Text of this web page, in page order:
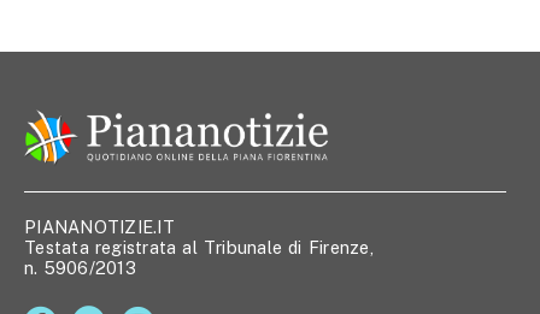
PIANANOTIZIE.IT
Testata registrata al Tribunale di Firenze,
n. 5906/2013